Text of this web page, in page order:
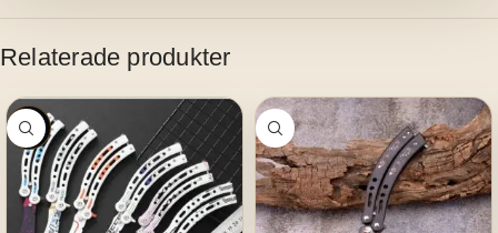
Relaterade produkter
SALE